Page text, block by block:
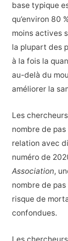
base typique
qu’environ 80
moins actives
la plupart des
à la fois la
au-delà du
améliorer la
Les
nombre de
relation avec
numéro de
Association,
nombre de
risque de
confondues.
Les